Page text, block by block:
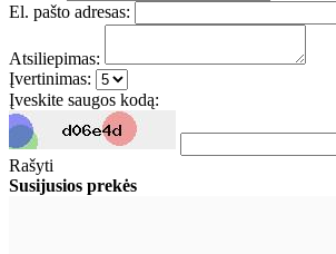
El. pašto adresas:
Atsiliepimas:
Įvertinimas:
Įveskite saugos kodą:
Rašyti
Susijusios prekės